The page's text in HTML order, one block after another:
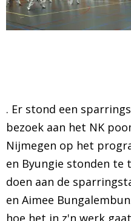
BRAZILIAN JIU JITSU
CONTACT
PRAKTISCHE
. Er stond een
bezoek aan het NK
Nijmegen op het
en Byungie stonden te
doen aan de
en Aimee
hoe het in z'n werk